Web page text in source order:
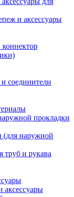
и аксессуары
соединители
прокладки
(для наружной
труб и рукава
аксессуары